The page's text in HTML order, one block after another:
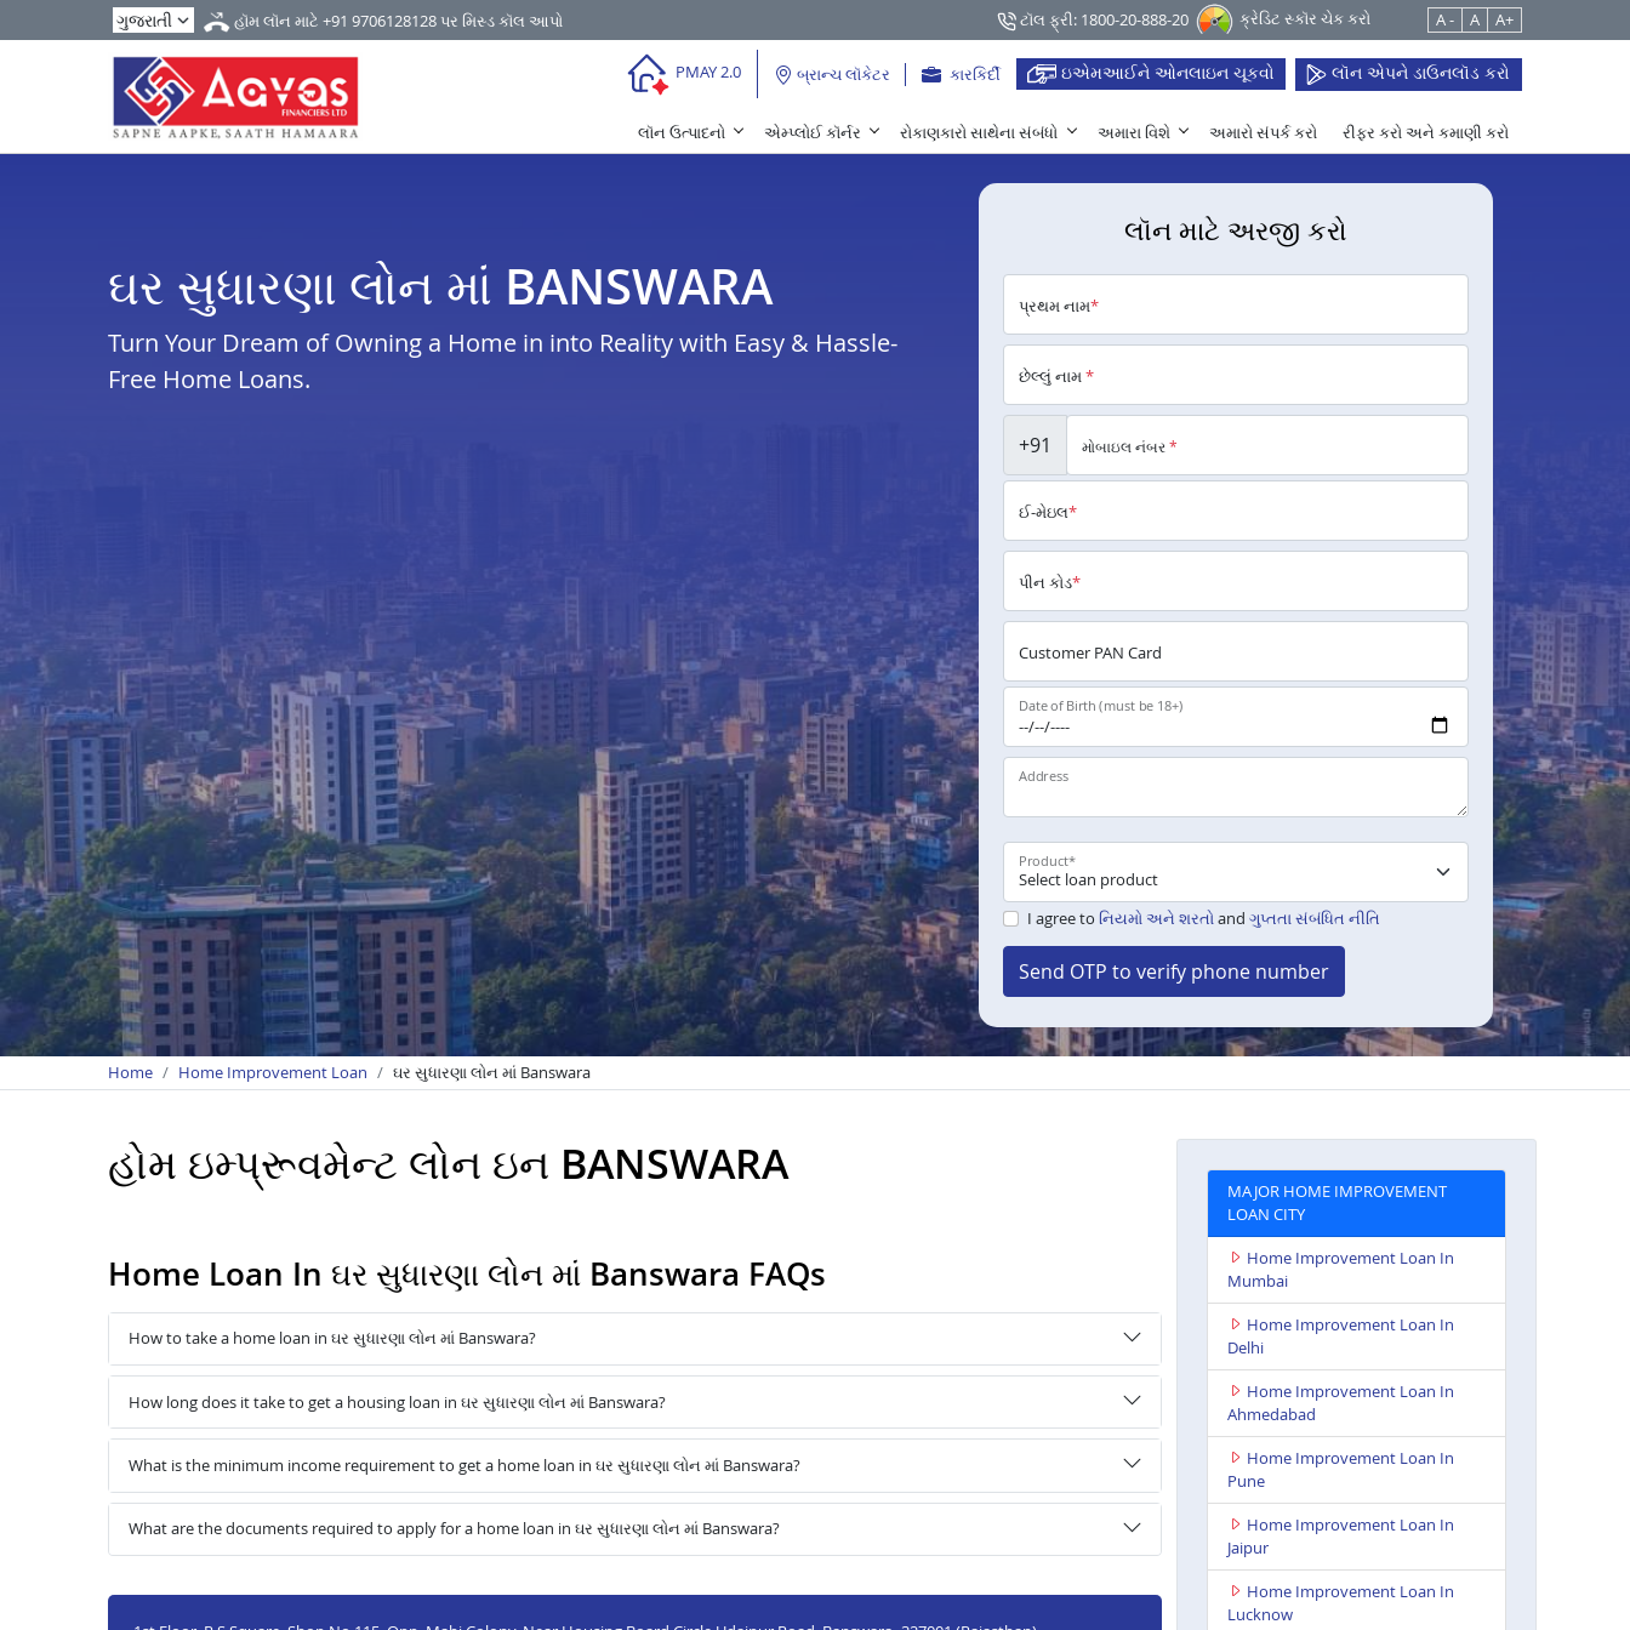
હૉમ લૉન માટે +91 9706128128પર મિસ્ડ કૉલ આપો ટૉલ ફ્રી: 1800-20-888-20 ક્રેડિટ સ્કૉર ચેક કરો A - A A+
PMAY 2.0 બ્રાન્ચ લૉકેટર કારકિર્દી ઇએમઆઈને ઓનલાઇન ચૂકવો લૉન એપને ડાઉનલૉડ કરો
લૉન ઉત્પાદનો એમ્પ્લોઈ કૉર્નર રોકાણકારો સાથેના સંબંધો અમારા વિશે અમારો સંપર્ક કરો રીફર કરો અને કમાણી કરો
ઘર સુધારણા લોન માં BANSWARA
Turn Your Dream of Owning a Home in into Reality with Easy & Hassle-
Free Home Loans.
લૉન માટે અરજી કરો
પ્રથમ નામ*
છેલ્લું નામ*
+91 મોબાઇલ નંબર*
ઈ-મેઇલ*
પીન કોડ*
Customer PAN Card
Date of Birth (must be 18+)
Address
Product*
I agree to નિયમો અને શરતો and ગુપ્તતા સંબંધિત નીતિ
Send OTP to verify phone number
Home Home Improvement Loan ઘર સુધારણા લોન માં Banswara
હોમ ઇમ્પ્રૂવમેન્ટ લોન ઇન BANSWARA
Home Loan In ઘર સુધારણા લોન માં Banswara FAQs
How to take a home loan in ઘર સુધારણા લોન માં Banswara?
How long does it take to get a housing loan in ઘર સુધારણા લોન માં Banswara?
What is the minimum income requirement to get a home loan in ઘર સુધારણા લોન માં Banswara?
What are the documents required to apply for a home loan in ઘર સુધારણા લોન માં Banswara?
MAJOR HOME IMPROVEMENT
LOAN CITY
Home Improvement Loan In
Mumbai
Home Improvement Loan In
Delhi
Home Improvement Loan In
Ahmedabad
Home Improvement Loan In
Pune
Home Improvement Loan In
Jaipur
Home Improvement Loan In
Lucknow